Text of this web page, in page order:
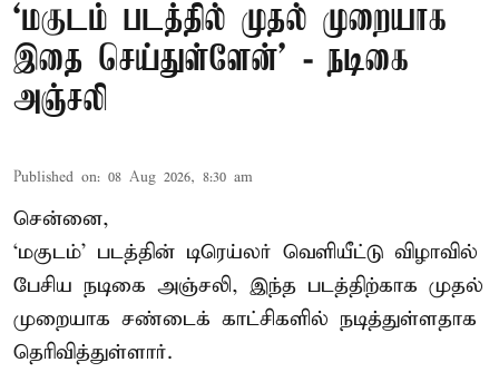
‘மகுடம் படத்தில் முதல் முறையாக
இதை செய்துள்ளேன்’ - நடிகை
அஞ்சலி
Published on: 08 Aug 2026, 8:30 am
சென்னை,
‘மகுடம்’ படத்தின் டிரெய்லர் வெளியீட்டு விழாவில்
பேசிய நடிகை அஞ்சலி, இந்த படத்திற்காக முதல்
முறையாக சண்டைக் காட்சிகளில் நடித்துள்ளதாக
தெரிவித்துள்ளார்.